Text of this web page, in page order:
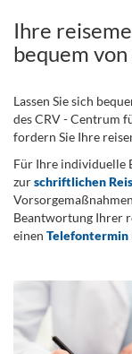
Ihre
bequem von
Lassen Sie sich
des CRV - Centrum
fordern Sie Ihre
Für Ihre individuelle
zurschriftlichen
Beantwortung Ihrer
einen Telefontermin